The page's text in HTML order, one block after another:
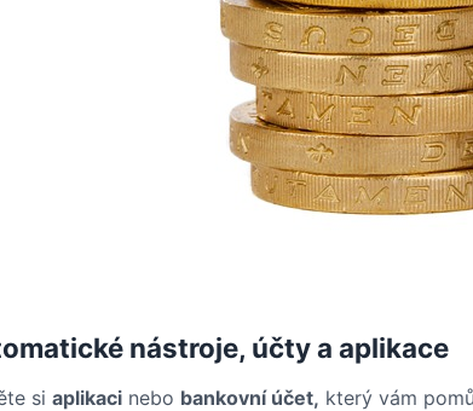
nástroje, účty a aplikace
si aplikaci nebo bankovní účet, který vám